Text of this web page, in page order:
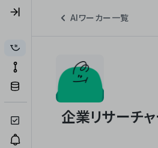
AIワーカー一覧